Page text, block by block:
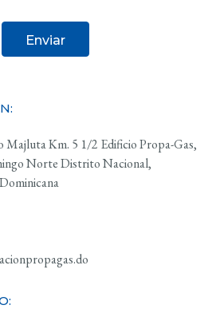
Enviar
Majluta Km. 5 1/2 Edificio Propa-Gas,
Norte Distrito Nacional,